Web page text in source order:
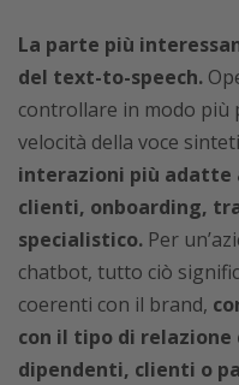
La parte più
del text-to-speech.
controllare in modo più
velocità della voce
interazioni più adatte
clienti, onboarding,
specialistico. Per
chatbot, tutto ciò
coerenti con il brand,
con il tipo di relazione
dipendenti, clienti o